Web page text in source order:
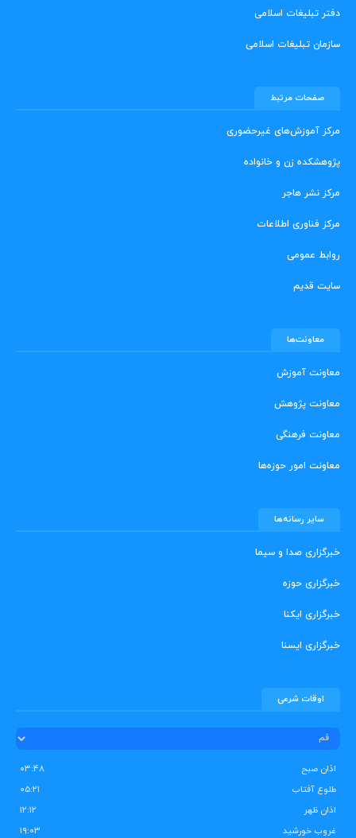
دفتر تبلیغات اسلامی
سازمان تبلیغات اسلامی
صفحات مرتبط
مرکز آموزش‌های غیرحضوری
پژوهشکده زن و خانواده
مرکز نشر هاجر
مرکز فناوری اطلاعات
روابط عمومی
سایت قدیم
معاونت‌ها
معاونت آموزش
معاونت پژوهش
معاونت فرهنگی
معاونت امور حوزه‌ها
سایر رسانه‌ها
خبرگزاری صدا و سیما
خبرگزاری حوزه
خبرگزاری ایکنا
خبرگزاری ایسنا
اوقات شرعی
اذان صبح
۰۳:۴۸
طلوع آفتاب
۰۵:۲۱
اذان ظهر
۱۲:۱۲
غروب خورشید
۱۹:۰۳